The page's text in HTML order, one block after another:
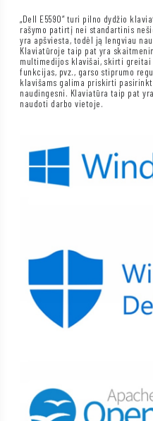
„Dell E5590“ turi pilno dydžio
rašymo patirtį nei standartinis
yra apšviesta, todėl ją lengviau
Klaviatūroje taip pat yra
multimedijos klavišai, skirti greitai
funkcijas, pvz., garso stiprumo
klavišams galima priskirti
naudingesni. Klaviatūra taip pat
naudoti darbo vietoje.